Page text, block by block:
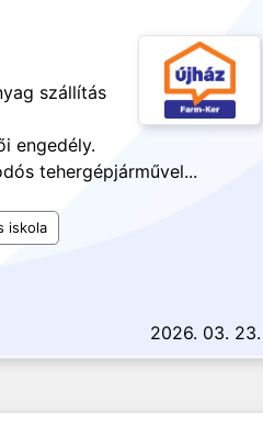
szállítás
engedély.
tehergépjárművel...
iskola
2026. 03. 23.